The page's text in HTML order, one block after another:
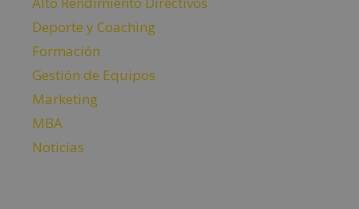
Deporte y Coaching
Formación
Gestión de Equipos
Marketing
MBA
Noticias